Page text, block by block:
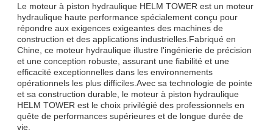
Le moteur à piston hydraulique HELM TOWER est un moteur
hydraulique haute performance spécialement conçu pour
répondre aux exigences exigeantes des machines de
construction et des applications industrielles.Fabriqué en
Chine, ce moteur hydraulique illustre l'ingénierie de précision
et une conception robuste, assurant une fiabilité et une
efficacité exceptionnelles dans les environnements
opérationnels les plus difficiles.Avec sa technologie de pointe
et sa construction durable, le moteur à piston hydraulique
HELM TOWER est le choix privilégié des professionnels en
quête de performances supérieures et de longue durée de
vie.